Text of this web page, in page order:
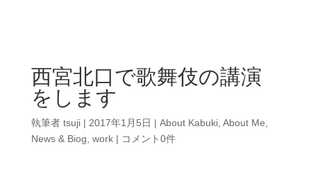
西宮北口で歌舞伎の講演
をします
執筆者 tsuji| 2017年1月5日 | About Kabuki, About Me
News & Biog work| コメント0件